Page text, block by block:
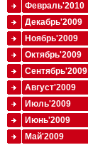
Февраль'2010
Декабрь'2009
Ноябрь'2009
Октябрь'2009
Сентябрь'2009
Август'2009
Июль'2009
Июнь'2009
Май'2009